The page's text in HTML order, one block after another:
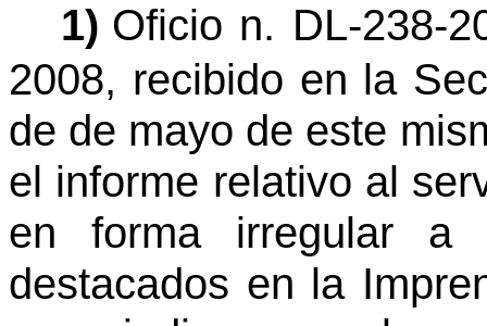
1) Oficio n. DL-238-
2008, recibido en la
de de mayo de este
el informe relativo al
en forma irregular a
destacados en la